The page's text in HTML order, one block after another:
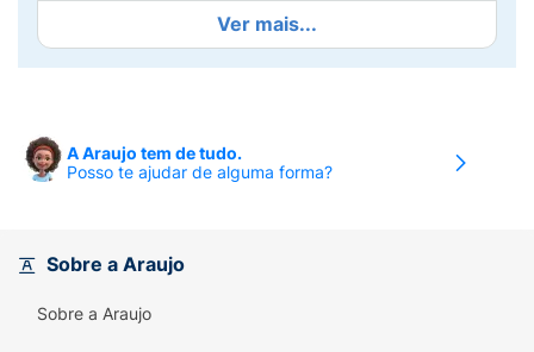
diretamente na estrutura dos fios, oferecendo
nutrientes essenciais que mantêm seus
cachos saudáveis e encorpados.
perfeito para usar em qualquer etapa da
rotina capilar, seja após o banho ou para
low poo e no poo, o Gota Dourada Ativador
busca praticidade e resultados incríveis.
Ver mais...
A Araujo tem de tudo.
Posso te ajudar de alguma forma?
Sobre a Araujo
Sobre a Araujo